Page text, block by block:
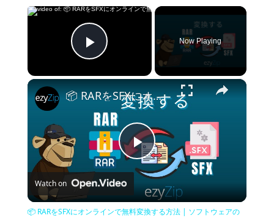
×
Play Video
Now Playing
×
Play
Video
📦 RARをSFXにオンラインで無料変換する方法 | ソフトウェアのインストール不要
Watch on
📦 RARをSFXにオンラインで無料変換する方法 | ソフトウェアの